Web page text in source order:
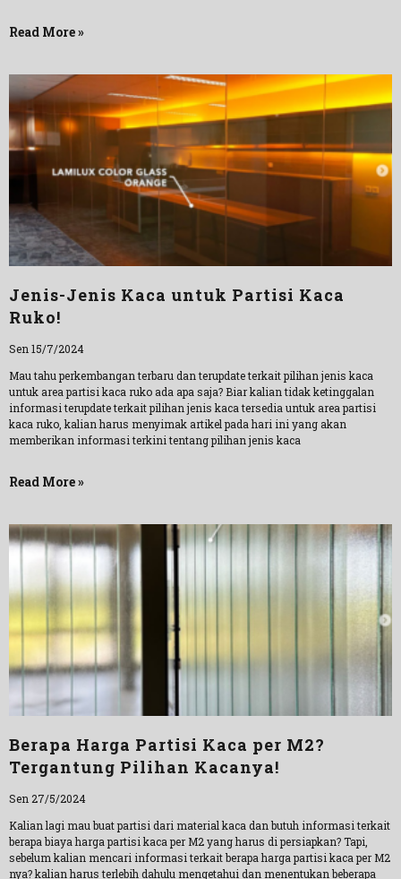
Read More »
Jenis-Jenis Kaca untuk Partisi Kaca
Ruko!
Sen 15/7/2024
Mau tahu perkembangan terbaru dan terupdate terkait pilihan jenis kaca
untuk area partisi kaca ruko ada apa saja? Biar kalian tidak ketinggalan
informasi terupdate terkait pilihan jenis kaca tersedia untuk area partisi
kaca ruko, kalian harus menyimak artikel pada hari ini yang akan
memberikan informasi terkini tentang pilihan jenis kaca
Read More »
Berapa Harga Partisi Kaca per M2?
Tergantung Pilihan Kacanya!
Sen 27/5/2024
Kalian lagi mau buat partisi dari material kaca dan butuh informasi terkait
berapa biaya harga partisi kaca per M2 yang harus di persiapkan? Tapi,
sebelum kalian mencari informasi terkait berapa harga partisi kaca per M2
nya? kalian harus terlebih dahulu mengetahui dan menentukan beberapa